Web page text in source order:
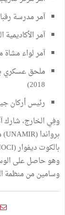
آمر مدرسة رقباء
آمر الأكاديمية
آمر لواء مشاة
2018)
رئيس أركان جيش
وفِي الخارج، شارك
بالكوت ديفوار (UNOCI) من 2009 إلى 2010.
وهو حاصل على
وسامين من منظمة